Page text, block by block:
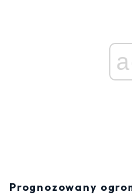
Prognozowany